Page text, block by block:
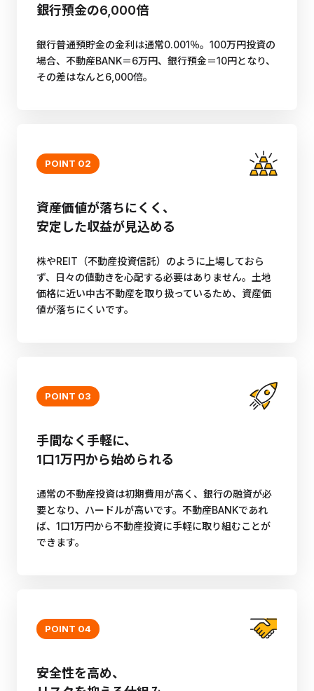
銀行預金の6,000倍
銀行普通預貯金の金利は通常0.001％。100万円投資の
場合、不動産BANK＝6万円、銀行預金＝10円となり、
その差はなんと6,000倍。
POINT 02
資産価値が落ちにくく、
安定した収益が見込める
株やREIT（不動産投資信託）のように上場しておら
ず、日々の値動きを心配する必要はありません。土地
価格に近い中古不動産を取り扱っているため、資産価
値が落ちにくいです。
POINT 03
手間なく手軽に、
1口1万円から始められる
通常の不動産投資は初期費用が高く、銀行の融資が必
要となり、ハードルが高いです。不動産BANKであれ
ば、1口1万円から不動産投資に手軽に取り組むことが
できます。
POINT 04
安全性を高め、